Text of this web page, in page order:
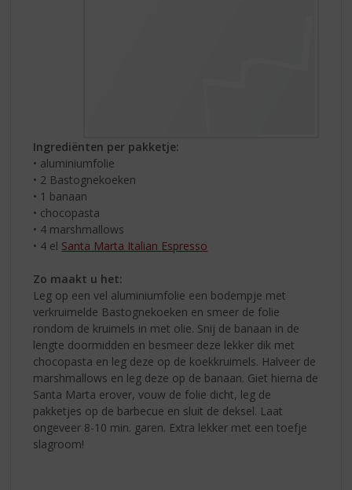
Ingrediënten per pakketje:
• aluminiumfolie
• 2 Bastognekoeken
• 1 banaan
• chocopasta
• 4 marshmallows
• 4 el Santa Marta Italian Espresso
Zo maakt u het:
Leg op een vel aluminiumfolie een bodempje met
verkruimelde Bastognekoeken en smeer de folie
rondom de kruimels in met olie. Snij de banaan in de
lengte doormidden en besmeer deze lekker dik met
chocopasta en leg deze op de koekkruimels. Halveer de
marshmallows en leg deze op de banaan. Giet hierna de
Santa Marta erover, vouw de folie dicht, leg de
pakketjes op de barbecue en sluit de deksel. Laat
ongeveer 8-10 min. garen. Extra lekker met een toefje
slagroom!